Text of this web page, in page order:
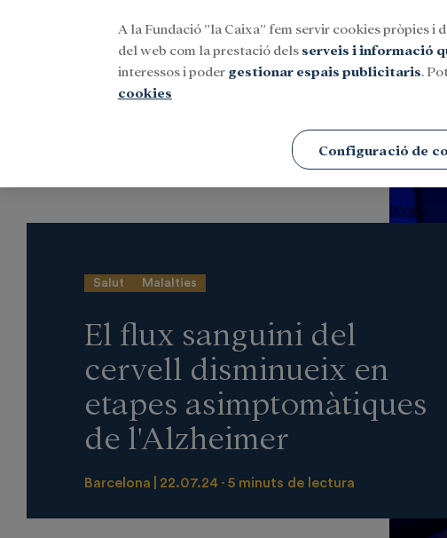
Investigació i beques
Salut Malalties
El flux sanguini del
cervell disminueix en
etapes asimptomàtiques
de l'Alzheimer
Barcelona 22.07.24 5 minuts de lectura
A la Fundació ”la Caixa” fem servir cookies pròpies i
del web com la prestació dels serveis i informació
interessos i poder gestionar espais publicitaris.
cookies
Configuració de